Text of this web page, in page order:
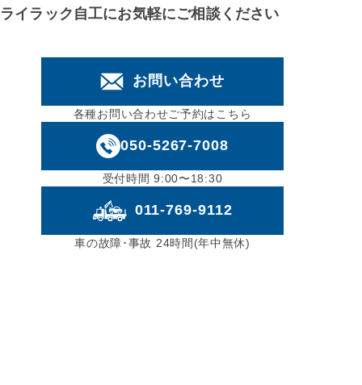
ライラック自工にお気軽にご相談ください
お問い合わせ
各種お問い合わせご予約はこちら
050-5267-7008
受付時間 9:00〜18:30
011-769-9112
車の故障･事故 24時間(年中無休)